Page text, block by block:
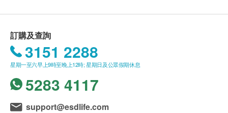
訂購及查詢
3151 2288
星期一至六早上9時至晚上12時; 星期日及公眾假期休息
5283 4117
support@esdlife.com